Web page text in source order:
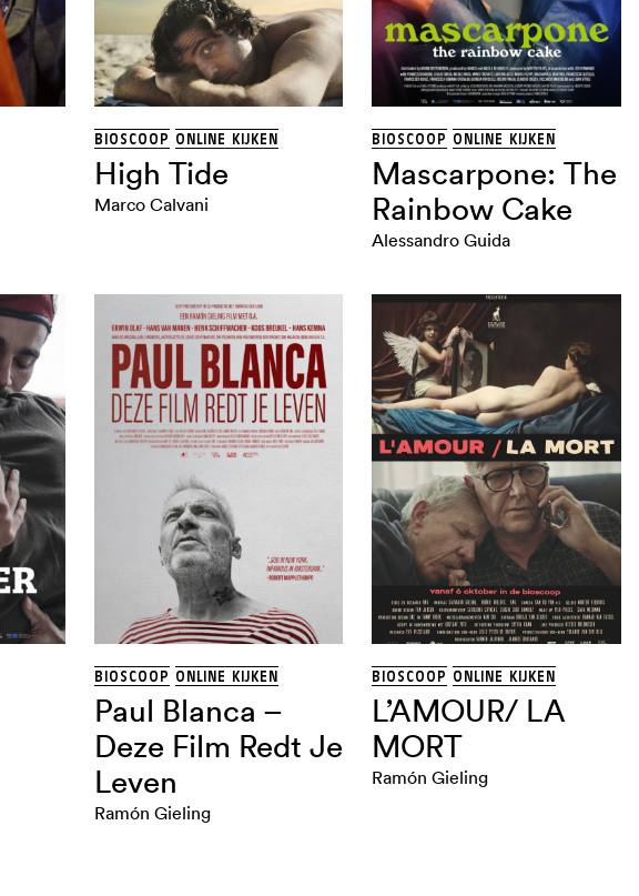
BIOSCOOP ONLINE KIJKEN
High Tide
Marco Calvani
BIOSCOOP ONLINE KIJKEN
Mascarpone: The
Rainbow Cake
Alessandro Guida
BIOSCOOP ONLINE KIJKEN
Paul Blanca –
Deze Film Redt Je
Leven
Ramón Gieling
BIOSCOOP ONLINE KIJKEN
L’AMOUR/ LA
MORT
Ramón Gieling